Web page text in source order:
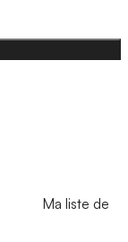
Ma liste de